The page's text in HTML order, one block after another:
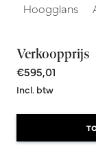
Hoogglans
Verkoopprijs
€595,01
Incl. btw